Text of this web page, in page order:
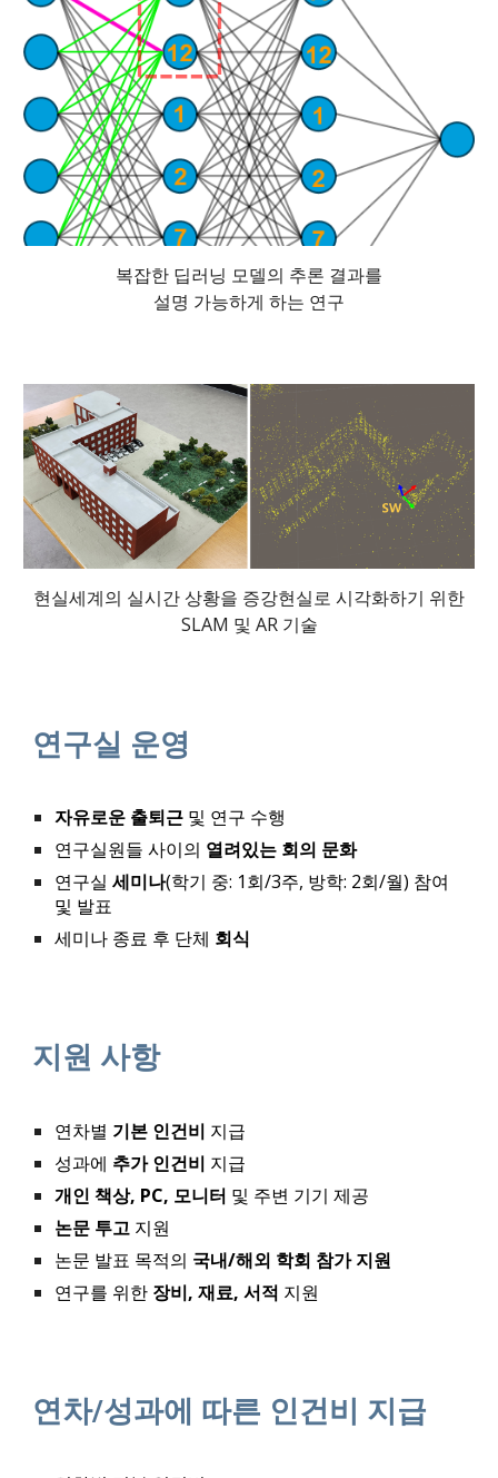
복잡한 딥러닝 모델의 추론 결과를
설명 가능하게 하는 연구
현실세계의 실시간 상황을 증강현실로 시각화하기 위한
SLAM 및 AR 기술
연구실 운영
자유로운 출퇴근 및 연구 수행
연구실원들 사이의 열려있는 회의 문화
연구실세미나(학기 중: 1회/3주, 방학: 2회/월) 참여
및 발표
세미나 종료 후 단체 회식
지원 사항
연차별 기본 인건비 지급
성과에 추가 인건비 지급
개인 책상, PC, 모니터 및 주변 기기 제공
논문 투고 지원
논문 발표 목적의 국내/해외 학회 참가 지원
연구를 위한 장비, 재료, 서적 지원
연차/성과에 따른 인건비 지급